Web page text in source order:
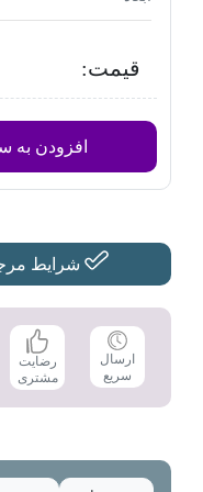
قیمت:
افزودن به
شرایط
ارسال
سریع
رضایت
مشتری